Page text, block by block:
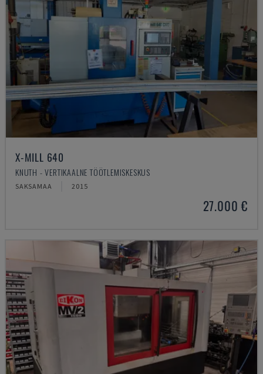
X-MILL 640
KNUTH - VERTIKAALNE TÖÖTLEMISKESKUS
SAKSAMAA 2015
27.000 €